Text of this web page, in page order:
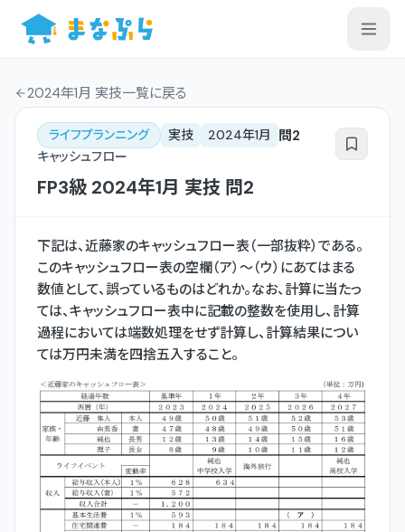
2024年1月 実技一覧に戻る
ライフプランニング 実技 2024年1月 問2
キャッシュフロー
FP3級 2024年1月 実技 問2
下記は、近藤家のキャッシュフロー表（一部抜粋）である。
このキャッシュフロー表の空欄（ア）〜（ウ）にあてはまる
数値として、誤っているものはどれか。なお、計算に当たっ
ては、キャッシュフロー表中に記載の整数を使用し、計算
過程においては端数処理をせず計算し、計算結果につい
ては万円未満を四捨五入すること。